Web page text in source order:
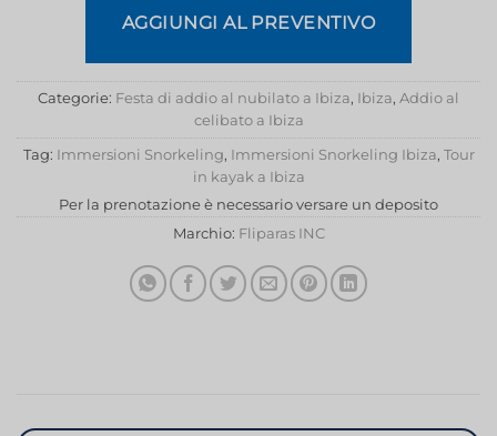
AGGIUNGI AL PREVENTIVO
Categorie: Festa di addio al nubilato a Ibiza, Ibiza, Addio al
celibato a Ibiza
Tag: Immersioni Snorkeling, Immersioni Snorkeling Ibiza, Tour
in kayak a Ibiza
Per la prenotazione è necessario versare un deposito
Marchio: Fliparas INC